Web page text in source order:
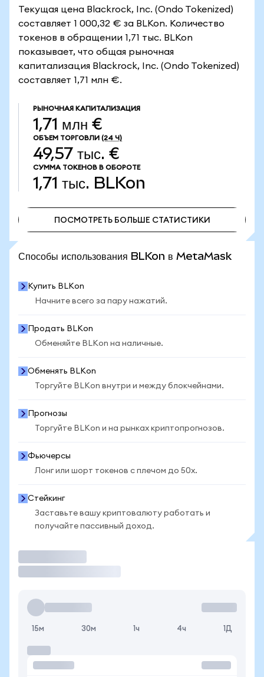
Текущая цена Blackrock, Inc. (Ondo Tokenized)
составляет 1 000,32 € за BLKon. Количество
токенов в обращении 1,71 тыс. BLKon
показывает, что общая рыночная
капитализация Blackrock, Inc. (Ondo Tokenized)
составляет 1,71 млн €.
РЫНОЧНАЯ КАПИТАЛИЗАЦИЯ
1,71 млн €
ОБЪЕМ ТОРГОВЛИ (24 Ч)
49,57 тыс. €
СУММА ТОКЕНОВ В ОБОРОТЕ
1,71 тыс. BLKon
ПОСМОТРЕТЬ БОЛЬШЕ СТАТИСТИКИ
Способы использования BLKon в MetaMask
Купить BLKon
Начните всего за пару нажатий.
Продать BLKon
Обменяйте BLKon на наличные.
Обменять BLKon
Торгуйте BLKon внутри и между блокчейнами.
Прогнозы
Торгуйте BLKon и на рынках криптопрогнозов.
Фьючерсы
Лонг или шорт токенов с плечом до 50x.
Стейкинг
Заставьте вашу криптовалюту работать и
получайте пассивный доход.
15м 30м 1ч 4ч 1Д